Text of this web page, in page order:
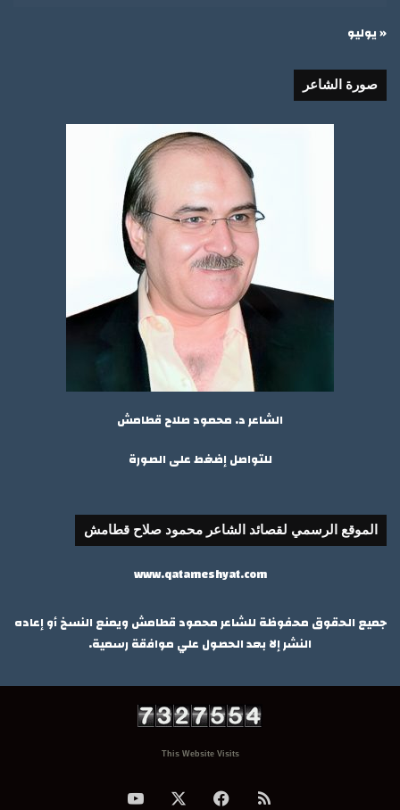
« يوليو
صورة الشاعر
الشاعر د. محمود صلاح قطامش
للتواصل إضغط على الصورة
الموقع الرسمي لقصائد الشاعر محمود صلاح قطامش
www.qatameshyat.com
جميع الحقوق محفوظة للشاعر محمود قطامش ويمنع النسخ أو إعاده
النشر إلا بعد الحصول علي موافقة رسمية.
This Website Visits
ملخصفيسبوك ‫YouTube